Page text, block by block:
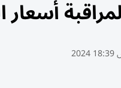
أسعار